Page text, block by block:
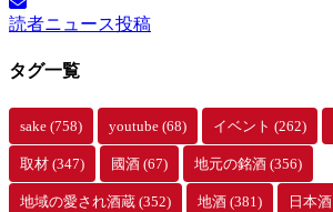
読者ニュース投稿
タグ一覧
sake (758) youtube (68) イベント (262)
取材 (347) 國酒 (67) 地元の銘酒 (356)
地域の愛され酒蔵 (352) 地酒 (381) 日本酒